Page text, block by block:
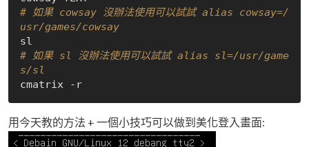
# 如果 cowsay 沒辦法使用可以試試 alias cowsay=/
usr/games/cowsay
# 如果 sl 沒辦法使用可以試試 alias sl=/usr/game
s/sl
用今天教的方法 + 一個小技巧可以做到美化登入畫面: